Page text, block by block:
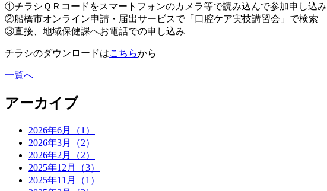
①チラシＱＲコードをスマートフォンのカメラ等で読み込んで参加申し込み
②船橋市オンライン申請・届出サービスで「口腔ケア実技講習会」で検索
③直接、地域保健課へお電話での申し込み
チラシのダウンロードはこちらから
一覧へ
アーカイブ
2026年6月（1）
2026年3月（2）
2026年2月（2）
2025年12月（3）
2025年11月（1）